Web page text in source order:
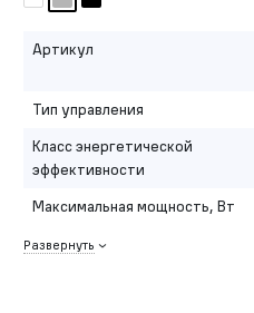
Артикул
Тип управления
Класс энергетической
эффективности
Максимальная мощность, Вт
Развернуть